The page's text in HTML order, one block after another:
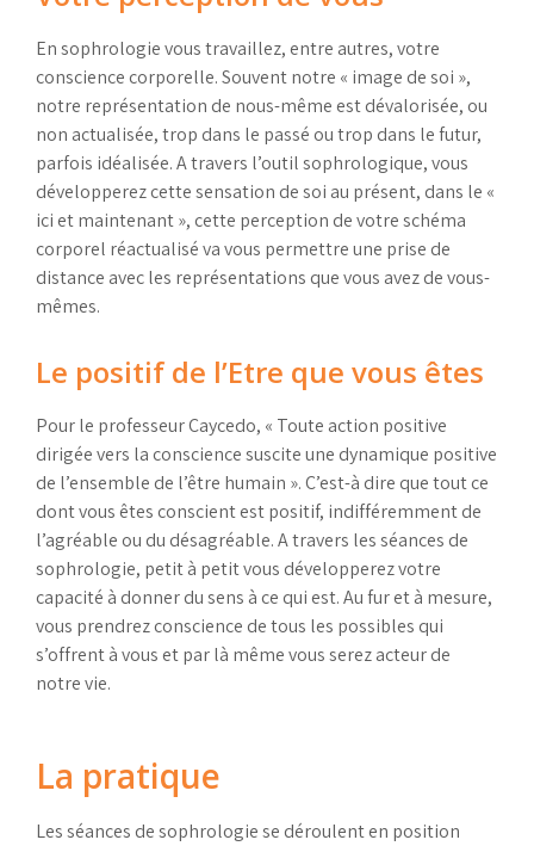
En sophrologie vous travaillez, entre autres, votre
conscience corporelle. Souvent notre « image de soi »,
notre représentation de nous-même est dévalorisée, ou
non actualisée, trop dans le passé ou trop dans le futur,
parfois idéalisée. A travers l’outil sophrologique, vous
développerez cette sensation de soi au présent, dans le «
ici et maintenant », cette perception de votre schéma
corporel réactualisé va vous permettre une prise de
distance avec les représentations que vous avez de vous-
mêmes.
Le positif de l’Etre que vous êtes
Pour le professeur Caycedo, « Toute action positive
dirigée vers la conscience suscite une dynamique positive
de l’ensemble de l’être humain ». C’est-à dire que tout ce
dont vous êtes conscient est positif, indifféremment de
l’agréable ou du désagréable. A travers les séances de
sophrologie, petit à petit vous développerez votre
capacité à donner du sens à ce qui est. Au fur et à mesure,
vous prendrez conscience de tous les possibles qui
s’offrent à vous et par là même vous serez acteur de
notre vie.
La pratique
Les séances de sophrologie se déroulent en position